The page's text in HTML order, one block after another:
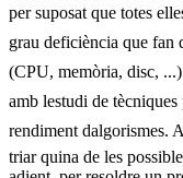
per suposat que totes
grau deficiència que
(CPU, memòria, disc,
amb lestudi de
rendiment dalgorismes.
triar quina de les